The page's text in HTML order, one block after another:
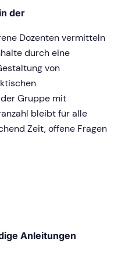
der
Dozenten vermitteln
durch eine
von
Gruppe mit
bleibt für alle
Zeit, offene Fragen
Anleitungen